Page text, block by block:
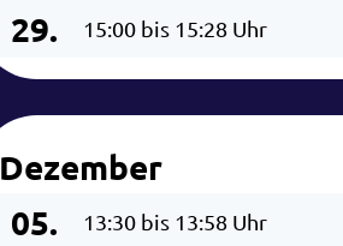
29. 15:00 bis 15:28 Uhr
Dezember
05.
13:30 bis 13:58 Uhr